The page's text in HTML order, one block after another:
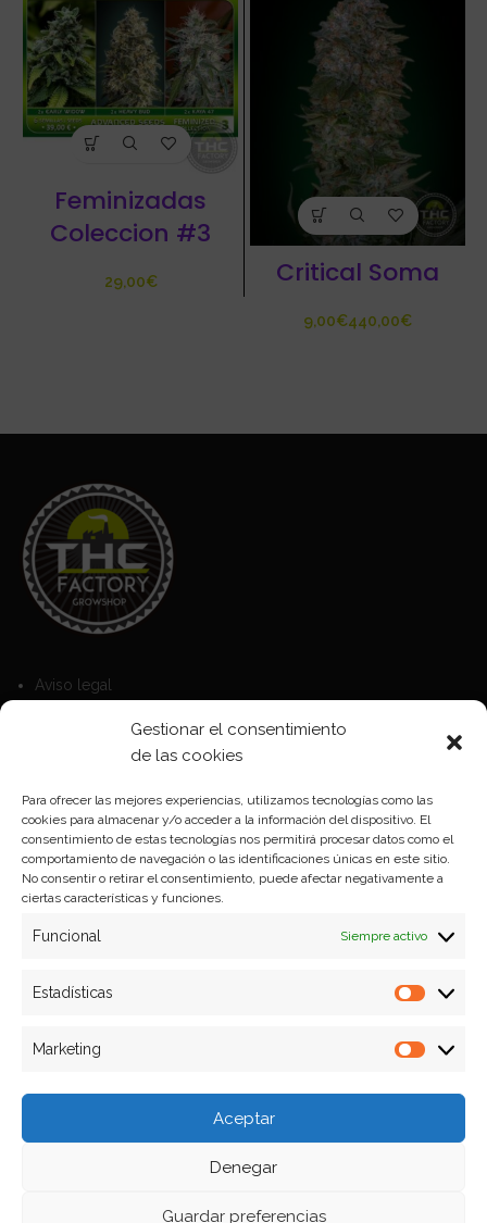
Gestionar el consentimiento
de las cookies
Para ofrecer las mejores experiencias, utilizamos tecnologías como las
cookies para almacenar y/o acceder a la información del dispositivo. El
consentimiento de estas tecnologías nos permitirá procesar datos como el
comportamiento de navegación o las identificaciones únicas en este sitio.
No consentir o retirar el consentimiento, puede afectar negativamente a
ciertas características y funciones.
Funcional Siempre activo
Estadísticas
Marketing
Aceptar
Denegar
Guardar preferencias
Feminizadas
Coleccion #3
€ Critical Soma
€ €
Aviso legal
Política de Cookies
Política de privacidad
Formas de pago
Plazos y condiciones de envio
Politica de devoluciones